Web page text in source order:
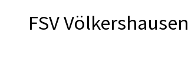
FSV Völkershausen